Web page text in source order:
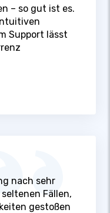
– so gut ist es.
Support lässt
nach sehr
Fällen,
gestoßen